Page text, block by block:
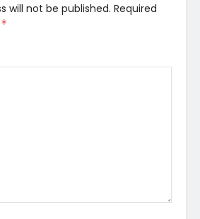
will not be published. Required
*